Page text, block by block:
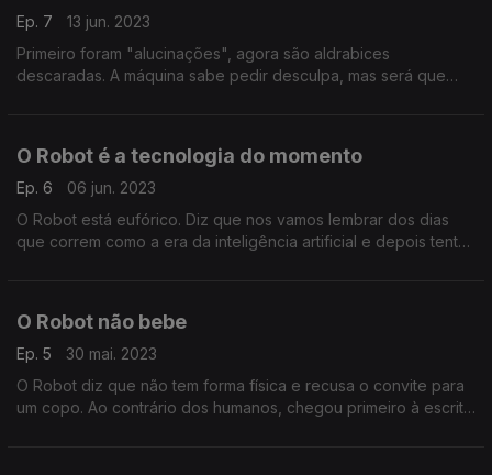
Ep. 7
13 jun. 2023
Primeiro foram "alucinações", agora são aldrabices
descaradas. A máquina sabe pedir desculpa, mas será que
O Robot é a tecnologia do momento
Ep. 6
06 jun. 2023
O Robot está eufórico. Diz que nos vamos lembrar dos dias
que correm como a era da inteligência artificial e depois tenta
O Robot não bebe
Ep. 5
30 mai. 2023
O Robot diz que não tem forma física e recusa o convite para
um copo. Ao contrário dos humanos, chegou primeiro à escrita